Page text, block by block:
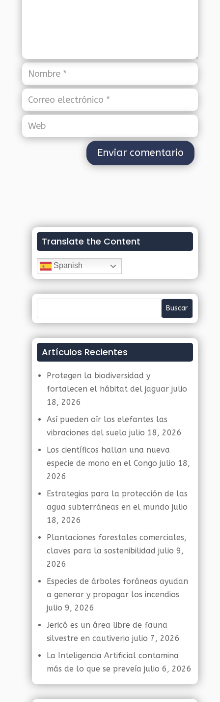
Translate the Content
Spanish
Artículos Recientes
Protegen la biodiversidad y
fortalecen el hábitat del jaguar julio
18, 2026
Así pueden oír los elefantes las
vibraciones del suelo julio 18, 2026
Los científicos hallan una nueva
especie de mono en el Congo julio 18,
2026
Estrategias para la protección de las
agua subterráneas en el mundo julio
18, 2026
Plantaciones forestales comerciales,
claves para la sostenibilidad julio 9,
2026
Especies de árboles foráneas ayudan
a generar y propagar los incendios
julio 9, 2026
Jericó es un área libre de fauna
silvestre en cautiverio julio 7, 2026
La Inteligencia Artificial contamina
más de lo que se preveía julio 6, 2026